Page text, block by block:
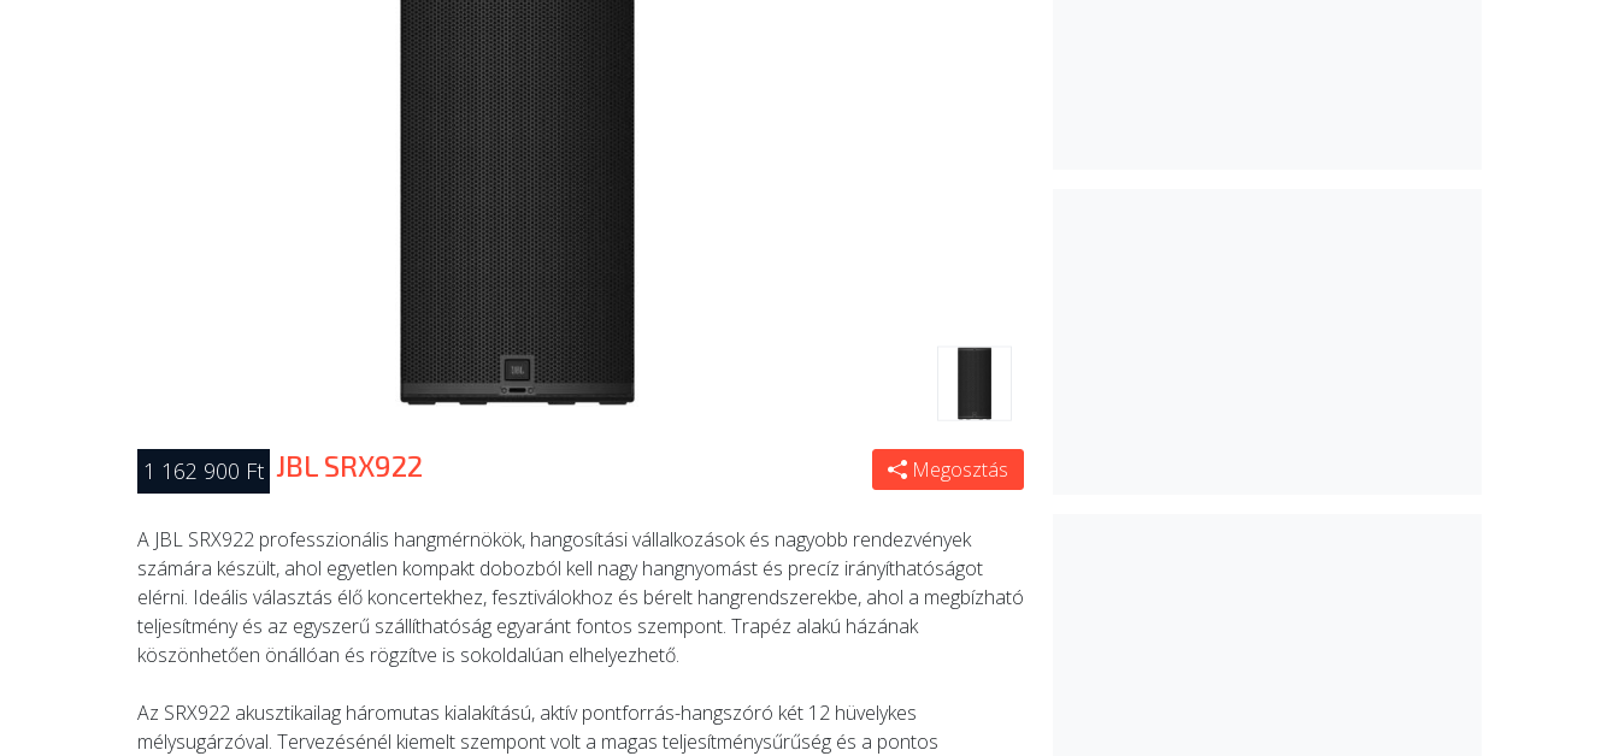
1 162 900 Ft JBL SRX922 Megosztás
A JBL SRX922 professzionális hangmérnökök, hangosítási vállalkozások és nagyobb rendezvények
számára készült, ahol egyetlen kompakt dobozból kell nagy hangnyomást és precíz irányíthatóságot
elérni. Ideális választás élő koncertekhez, fesztiválokhoz és bérelt hangrendszerekbe, ahol a megbízható
teljesítmény és az egyszerű szállíthatóság egyaránt fontos szempont. Trapéz alakú házának
köszönhetően önállóan és rögzítve is sokoldalúan elhelyezhető.
Az SRX922 akusztikailag háromutas kialakítású, aktív pontforrás-hangszóró két 12 hüvelykes
mélysugárzóval. Tervezésénél kiemelt szempont volt a magas teljesítménysűrűség és a pontos